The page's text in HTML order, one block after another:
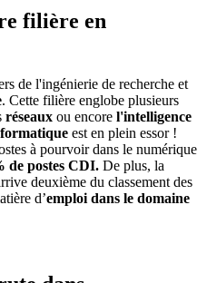
filière en
de l'ingénierie de recherche et
. Cette filière englobe plusieurs
réseaux ou encore l'intelligence
est en plein essor !
à pourvoir dans le numérique
de postes CDI. De plus, la
deuxième du classement des
d’emploi dans le domaine